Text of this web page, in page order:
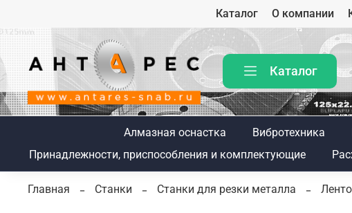
Каталог О компании
Каталог
Алмазная оснастка Вибротехника
Принадлежности, приспособления и комплектующие
Главная Станки Станки для резки металла